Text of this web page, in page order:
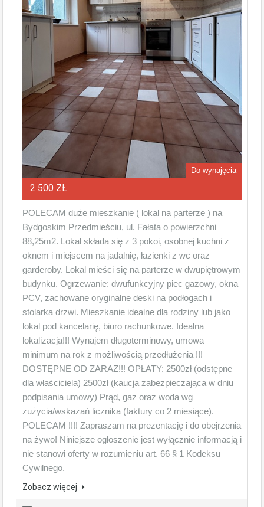
Do wynajęcia
2 500 ZŁ
POLECAM duże mieszkanie ( lokal na parterze ) na
Bydgoskim Przedmieściu, ul. Fałata o powierzchni
88,25m2. Lokal składa się z 3 pokoi, osobnej kuchni z
oknem i miejscem na jadalnię, łazienki z wc oraz
garderoby. Lokal mieści się na parterze w dwupiętrowym
budynku. Ogrzewanie: dwufunkcyjny piec gazowy, okna
PCV, zachowane oryginalne deski na podłogach i
stolarka drzwi. Mieszkanie idealne dla rodziny lub jako
lokal pod kancelarię, biuro rachunkowe. Idealna
lokalizacja!!! Wynajem długoterminowy, umowa
minimum na rok z możliwością przedłużenia !!!
DOSTĘPNE OD ZARAZ!!! OPŁATY: 2500zł (odstępne
dla właściciela) 2500zł (kaucja zabezpieczająca w dniu
podpisania umowy) Prąd, gaz oraz woda wg
zużycia/wskazań licznika (faktury co 2 miesiące).
POLECAM !!!! Zapraszam na prezentację i do obejrzenia
na żywo! Niniejsze ogłoszenie jest wyłącznie informacją i
nie stanowi oferty w rozumieniu art. 66 § 1 Kodeksu
Cywilnego.
Zobacz więcej